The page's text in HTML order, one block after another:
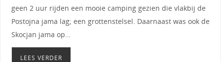
geen 2 uur rijden een mooie camping gezien die vlakbij de
Postojna jama lag; een grottenstelsel. Daarnaast was ook de
Skocjan jama op…
LEES VERDER